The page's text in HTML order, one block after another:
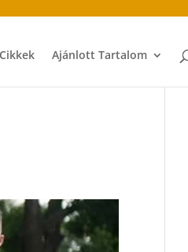
Ajánlott Tartalom